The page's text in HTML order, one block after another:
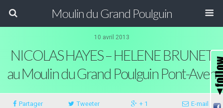
Moulin du Grand Poulguin
10 avril 2013
NICOLAS HAYES – HELENE BRUNET
au Moulin du Grand Poulguin Pont-Aven
Partager Tweeter + 1 E-mail